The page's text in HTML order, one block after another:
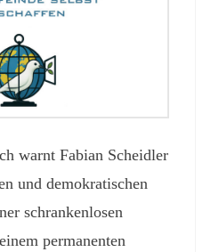
warnt Fabian Scheidler
und demokratischen
schrankenlosen
permanenten